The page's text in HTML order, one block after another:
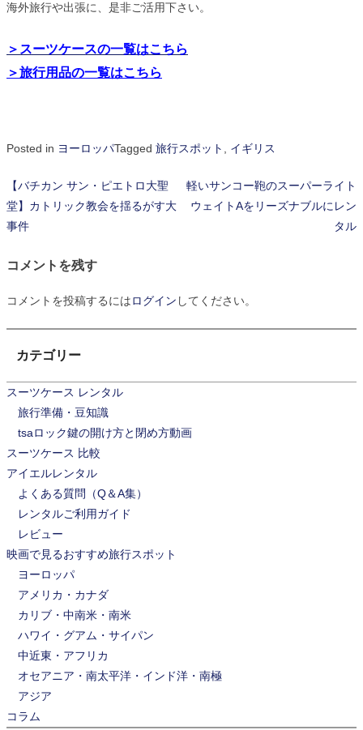
海外旅行や出張に、是非ご活用下さい。
＞スーツケースの一覧はこちら
＞旅行用品の一覧はこちら
Posted in ヨーロッパTagged 旅行スポット , イギリス
投
稿
ゲ
ョ
ン
【バチカン サン・ピエトロ大聖
堂】カトリック教会を揺るがす大
事件
軽いサンコー鞄のスーパーライト
ウェイトAをリーズナブルにレン
タル
コメントを残す
コメントを投稿するにはログイン してください。
カテゴリー
スーツケース レンタル
旅行準備・豆知識
tsaロック鍵の開け方と閉め方動画
スーツケース 比較
アイエルレンタル
よくある質問（Q＆A集）
レンタルご利用ガイド
レビュー
映画で見るおすすめ旅行スポット
ヨーロッパ
アメリカ・カナダ
カリブ・中南米・南米
ハワイ・グアム・サイパン
中近東・アフリカ
オセアニア・南太平洋・インド洋・南極
アジア
コラム